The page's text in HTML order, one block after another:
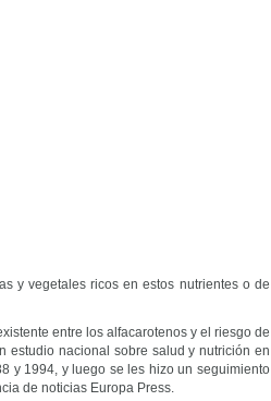
y vegetales ricos en estos nutrientes o de
entre los alfacarotenos y el riesgo de
estudio nacional sobre salud y nutrición en
y 1994, y luego se les hizo un seguimiento
de noticias Europa Press.